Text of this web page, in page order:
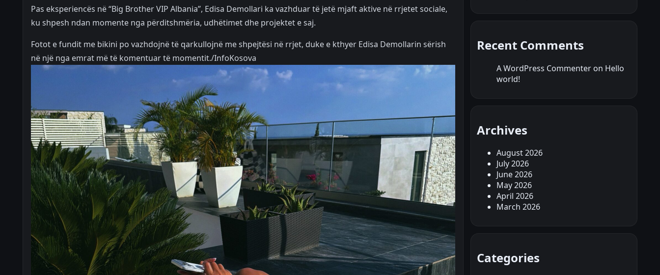
Pas eksperiencës në “Big Brother VIP Albania”, Edisa Demollari ka vazhduar të jetë mjaft aktive në rrjetet sociale,
ku shpesh ndan momente nga përditshmëria, udhëtimet dhe projektet e saj.
Fotot e fundit me bikini po vazhdojnë të qarkullojnë me shpejtësi në rrjet, duke e kthyer Edisa Demollarin sërish
në një nga emrat më të komentuar të momentit./InfoKosova
Recent Comments
A WordPress Commenter on Hello
world!
Archives
August 2026
July 2026
June 2026
May 2026
April 2026
March 2026
Categories